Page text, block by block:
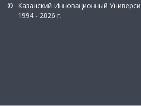
©
Казанский Инновационный
1994 - 2026 г.